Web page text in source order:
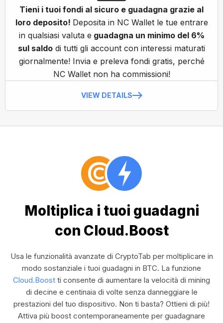
Tieni i tuoi fondi al sicuro e guadagna grazie al
loro deposito! Deposita in NC Wallet le tue entrare
in qualsiasi valuta e guadagna un minimo del 6%
sul saldo di tutti gli account con interessi maturati
giornalmente! Invia e preleva fondi gratis, perché
NC Wallet non ha commissioni!
VIEW DETAILS
Moltiplica i tuoi guadagni
con Cloud.Boost
Usa le funzionalità avanzate di CryptoTab per moltiplicare in
modo sostanziale i tuoi guadagni in BTC. La funzione
Cloud.Boost ti consente di aumentare la velocità di mining
di decine e centinaia di volte senza danneggiare le
prestazioni del tuo dispositivo. Non ti basta? Ottieni di più!
Attiva più boost contemporaneamente per guadagnare